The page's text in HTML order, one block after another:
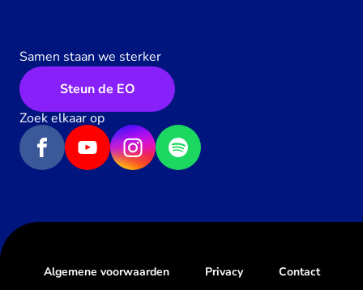
Samen staan we sterker
Steun de EO
Zoek elkaar op
Algemene voorwaarden Privacy Contact